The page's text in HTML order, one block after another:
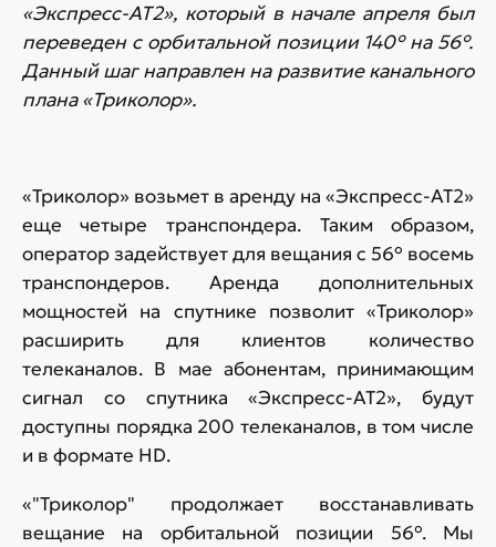
«Экспресс-АТ2», который в начале апреля был
переведен с орбитальной позиции 140° на 56°.
Данный шаг направлен на развитие канального
плана «Триколор».
«Триколор» возьмет в аренду на «Экспресс-АТ2»
еще четыре транспондера. Таким образом,
оператор задействует для вещания с 56° восемь
транспондеров. Аренда дополнительных
мощностей на спутнике позволит «Триколор»
расширить для клиентов количество
телеканалов. В мае абонентам, принимающим
сигнал со спутника «Экспресс-АТ2», будут
доступны порядка 200 телеканалов, в том числе
и в формате HD.
«"Триколор" продолжает восстанавливать
вещание на орбитальной позиции 56°. Мы